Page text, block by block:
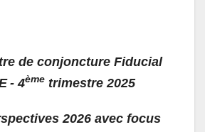
de conjoncture Fiducial
- 4èmetrimestre 2025
2026 avec focus